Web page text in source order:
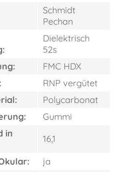
Schmidt
Pechan
Dielektrisch
52s
FMC HDX
RNP vergütet
Polycarbonat
Gummi
in
16,1
ja